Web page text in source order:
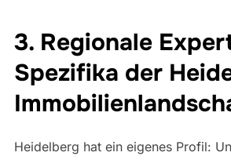
3. Regionale
Spezifika der
Heidelberg hat ein eigenes Profil: